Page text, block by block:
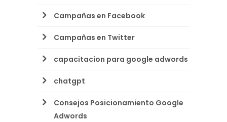
Campañas en Facebook
Campañas en Twitter
capacitacion para google adwords
chatgpt
Consejos Posicionamiento Google
Adwords